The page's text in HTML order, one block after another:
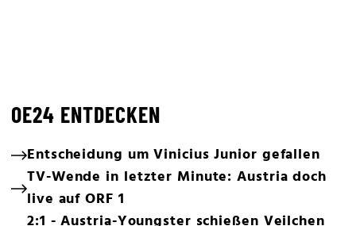
OE24 ENTDECKEN
Entscheidung um Vinicius Junior gefallen
TV-Wende in letzter Minute: Austria doch
live auf ORF 1